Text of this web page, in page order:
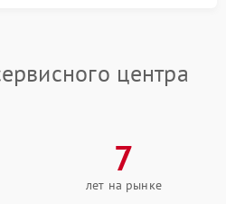
центра
7
лет на рынке